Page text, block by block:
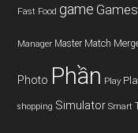
Fast Food game Games
Manager Master Match
Photo Phần Play
shopping Simulator Smart